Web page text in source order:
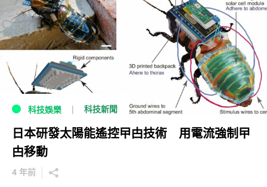
科技娛樂 科技新聞
日本研發太陽能遙控曱甴技術 用電流強制曱
甴移動
4 年前